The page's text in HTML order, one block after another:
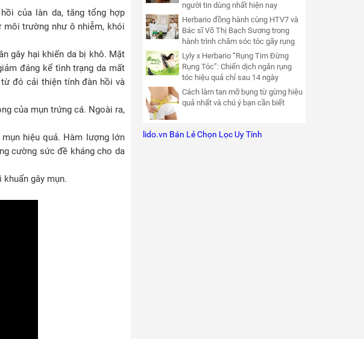
của làn da, tăng tổng hợp
trường như ô nhiễm, khói
gây hại khiến da bị khô. Mặt
đáng kể tình trạng da mất
đó cải thiện tính đàn hồi và
của mụn trứng cá. Ngoài ra,
hiệu quả. Hàm lượng lớn
cường sức đề kháng cho da
gây mụn.
người tin dùng nhất hiện nay
Herbario đồng hành cùng HTV7 và
Bác sĩ Võ Thị Bạch Sương trong
hành trình chăm sóc tóc gãy rụng
Lyly x Herbario “Rụng Tim Đừng
Rụng Tóc”: Chiến dịch ngăn rụng
tóc hiệu quả chỉ sau 14 ngày
Cách làm tan mỡ bụng từ gừng hiệu
quả nhất và chú ý bạn cần biết
lido.vn Bán Lẻ Chọn Lọc Uy Tính